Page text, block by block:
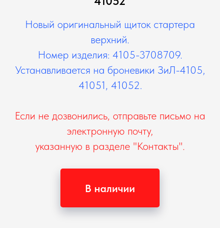
Новый оригинальный щиток стартера
верхний.
Номер изделия: 4105-3708709.
Устанавливается на броневики ЗиЛ-4105,
41051, 41052.
Если не дозвонились, отправьте письмо на
электронную почту,
указанную в разделе "Контакты".
В наличии